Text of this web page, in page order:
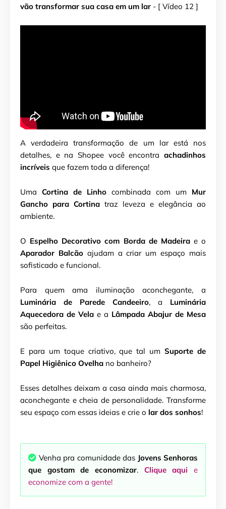
vão transformar sua casa em um lar - [ Vídeo 12 ]
A verdadeira transformação de um lar está nos
detalhes, e na Shopee você encontra achadinhos
incríveis que fazem toda a diferença!
Uma Cortina de Linho combinada com um Mur
Gancho para Cortina traz leveza e elegância ao
ambiente.
O Espelho Decorativo com Borda de Madeirae o
Aparador Balcãoajudam a criar um espaço mais
sofisticado e funcional.
Para quem ama iluminação aconchegante, a
Luminária de Parede Candeeiro, a Luminária
Aquecedora de Vela e a Lâmpada Abajur de Mesa
são perfeitas.
E para um toque criativo, que tal umSuporte de
Papel Higiênico Ovelha no banheiro?
Esses detalhes deixam a casa ainda mais charmosa,
aconchegante e cheia de personalidade. Transforme
seu espaço com essas ideias e crie o lar dos sonhos!
Venha pra comunidade das Jovens Senhoras
que gostam de economizar. Clique aquie
economize com a gente!